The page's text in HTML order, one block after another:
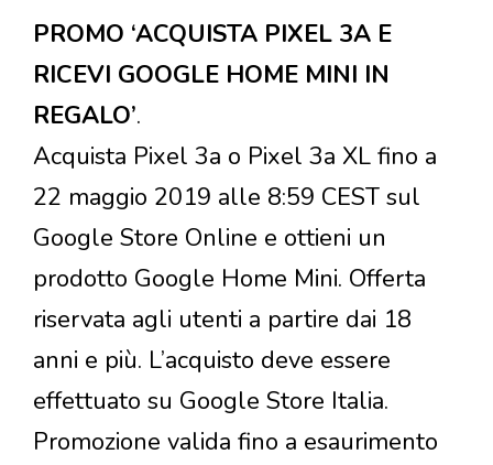
PROMO ‘ACQUISTA PIXEL 3A E
RICEVI GOOGLE HOME MINI IN
REGALO’.
Acquista Pixel 3a o Pixel 3a XL fino a
22 maggio 2019 alle 8:59 CEST sul
Google Store Online e ottieni un
prodotto Google Home Mini. Offerta
riservata agli utenti a partire dai 18
anni e più. L’acquisto deve essere
effettuato su Google Store Italia.
Promozione valida fino a esaurimento